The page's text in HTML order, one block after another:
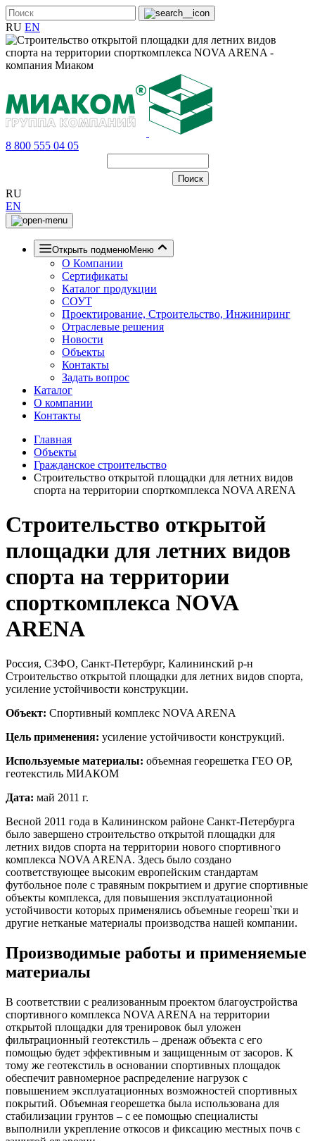
RU EN
8 800 555 04 05
RU
EN
Открыть подменюМеню
О Компании
Сертификаты
Каталог продукции
СОУТ
Проектирование, Строительство, Инжиниринг
Отраслевые решения
Новости
Объекты
Контакты
Задать вопрос
Каталог
О компании
Контакты
Главная
Объекты
Гражданское строительство
Строительство открытой площадки для летних видов
спорта на территории спорткомплекса NOVA ARENA
Строительство открытой
площадки для летних видов
спорта на территории
спорткомплекса NOVA
ARENA
Россия, СЗФО, Санкт-Петербург, Калининский р-н
Строительство открытой площадки для летних видов спорта,
усиление устойчивости конструкции.
Объект: Спортивный комплекс NOVA ARENA
Цель применения: усиление устойчивости конструкций.
Используемые материалы: объемная георешетка ГЕО ОР,
геотекстиль МИАКОМ
Дата: май 2011 г.
Весной 2011 года в Калининском районе Санкт-Петербурга
было завершено строительство открытой площадки для
летних видов спорта на территории нового спортивного
комплекса NOVA ARENA. Здесь было создано
соответствующее высоким европейским стандартам
футбольное поле с травяным покрытием и другие спортивные
объекты комплекса, для повышения эксплуатационной
устойчивости которых применялись объемные геореш`тки и
другие нетканые материалы производства нашей компании.
Производимые работы и применяемые
материалы
В соответствии с реализованным проектом благоустройства
спортивного комплекса NOVA ARENA на территории
открытой площадки для тренировок был уложен
фильтрационный геотекстиль – дренаж объекта с его
помощью будет эффективным и защищенным от засоров. К
тому же геотекстиль в основании спортивных площадок
обеспечит равномерное распределение нагрузок с
повышением эксплуатационных возможностей спортивных
покрытий. Объемная георешетка была использована для
стабилизации грунтов – с ее помощью специалисты
выполнили укрепление откосов и фиксацию местных почв с